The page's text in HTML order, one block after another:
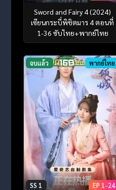
Sword and Fairy 4 (2024)
เซียนกระบี่พิชิตมาร 4 ตอนที่
1-36 ซับไทย+พากย์ไทย
จบแล้ว พากย์ไทย
SS 1 EP 1-24